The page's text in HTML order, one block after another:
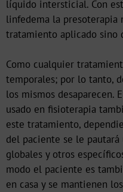
líquido intersticial. Con
linfedema la presoterapia
tratamiento aplicado sino
Como cualquier
temporales; por lo tanto,
los mismos desaparecen.
usado en fisioterapia
este tratamiento,
del paciente se le
globales y otros
modo el paciente es
en casa y se mantienen